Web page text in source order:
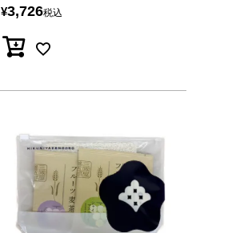
¥3,726税込